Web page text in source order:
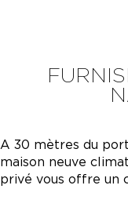
A 30 mètres du
maison neuve
privé vous offre un